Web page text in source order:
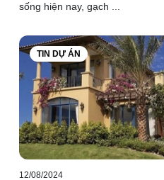
sống hiện nay, gạch ...
TIN DỰ ÁN
12/08/2024